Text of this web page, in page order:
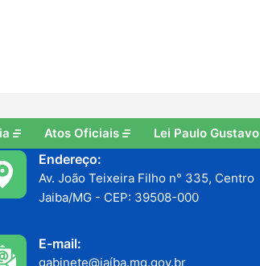
Atos Oficiais Lei Paulo Gustavo
Endereço:
Av. João Teixeira Filho n° 335, Centro
Jaiba/MG - CEP: 39508-000
E-mail:
gabinete@jaíba.mg.gov.br